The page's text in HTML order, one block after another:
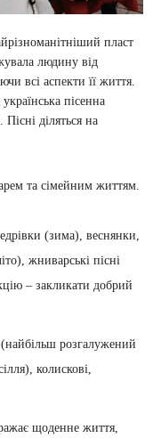
пласт
людину від
всі аспекти її життя.
пісенна
діляться на
та сімейним життям.
(зима), веснянки,
жниварські пісні
– закликати добрий
(найбільш розгалужений
колискові,
щоденне життя,